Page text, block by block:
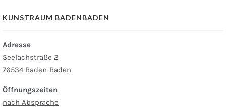
KUNSTRAUM BADENBADEN
Adresse
Seelachstraße 2
76534 Baden-Baden
Öffnungszeiten
nach Absprache